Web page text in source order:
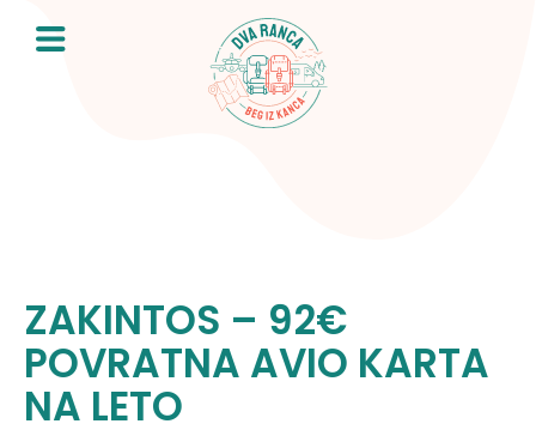
content
ZAKINTOS – 92€
POVRATNA AVIO KARTA
NA LETO